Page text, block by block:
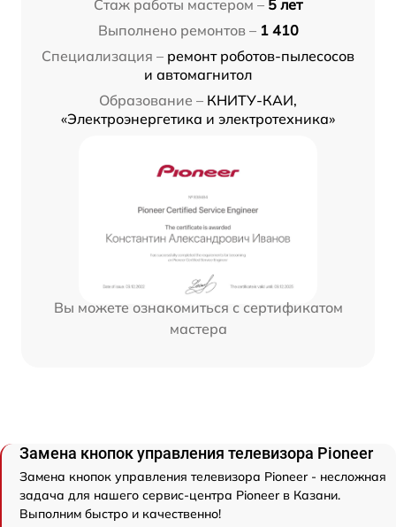
Стаж работы мастером – 5 лет
Выполнено ремонтов – 1 410
Специализация – ремонт роботов-пылесосов
и автомагнитол
Образование – КНИТУ-КАИ,
«Электроэнергетика и электротехника»
Вы можете ознакомиться с сертификатом
мастера
Замена кнопок управления телевизора Pioneer
Замена кнопок управления телевизора Pioneer - несложная
задача для нашего сервис-центра Pioneer в Казани.
Выполним быстро и качественно!